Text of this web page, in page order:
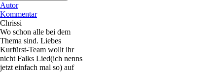
Autor
Kommentar
Chrissi
Wo schon alle bei dem
Thema sind. Liebes
Kurfürst-Team wollt ihr
nicht Falks Lied(ich nenns
jetzt einfach mal so) auf